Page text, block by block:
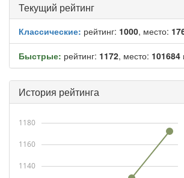
Текущий рейтинг
Классические: рейтинг: 1000, место:
Быстрые: рейтинг: 1172, место: 101684
История рейтинга
1140
1160
1180